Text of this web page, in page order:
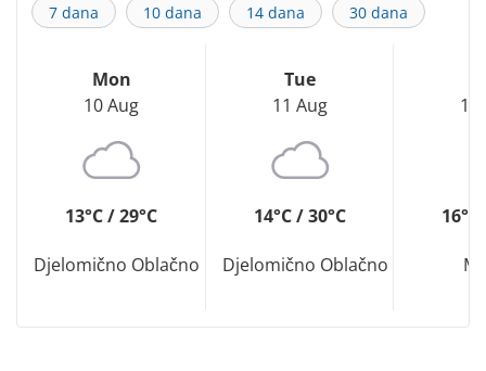
7 dana 10 dana 14 dana 30 dana
Mon
10 Aug
13°C / 29°C
Djelomično Oblačno
Tue
11 Aug
14°C / 30°C
Djelomično Oblačno
12
16°C